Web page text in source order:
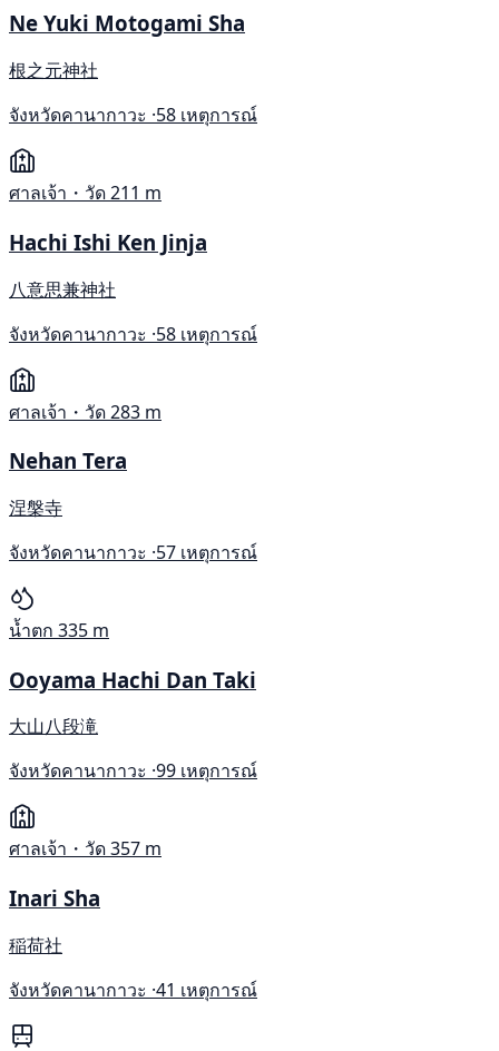
Ne Yuki Motogami Sha
根之元神社
จังหวัดคานากาวะ ·58 เหตุการณ์
ศาลเจ้า・วัด211 m
Hachi Ishi Ken Jinja
八意思兼神社
จังหวัดคานากาวะ ·58 เหตุการณ์
ศาลเจ้า・วัด283 m
Nehan Tera
涅槃寺
จังหวัดคานากาวะ ·57 เหตุการณ์
น้ำตก 335 m
Ooyama Hachi Dan Taki
大山八段滝
จังหวัดคานากาวะ ·99 เหตุการณ์
ศาลเจ้า・วัด357 m
Inari Sha
稲荷社
จังหวัดคานากาวะ ·41 เหตุการณ์